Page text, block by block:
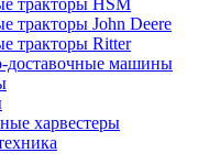
тракторы HSM
тракторы John Deere
тракторы Ritter
доставочные машины
харвестеры